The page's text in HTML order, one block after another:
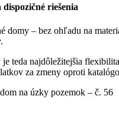
riešenia
domy – bez ohľadu na
teda najdôležitejšia
za zmeny oproti
na úzky pozemok – č. 56